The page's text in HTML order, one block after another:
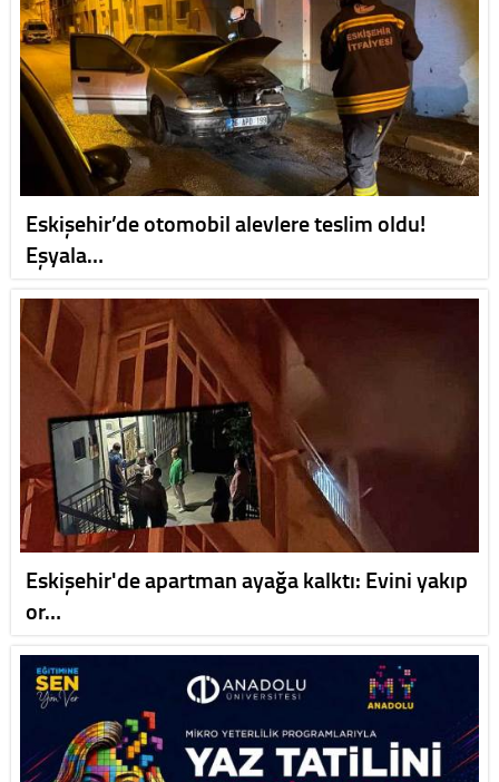
Eskişehir’de otomobil alevlere teslim oldu!
Eşyala…
Eskişehir'de apartman ayağa kalktı: Evini yakıp
or…